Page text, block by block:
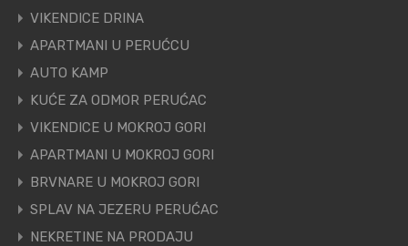
VIKENDICE DRINA
APARTMANI U PERUĆCU
AUTO KAMP
KUĆE ZA ODMOR PERUĆAC
VIKENDICE U MOKROJ GORI
APARTMANI U MOKROJ GORI
BRVNARE U MOKROJ GORI
SPLAV NA JEZERU PERUĆAC
NEKRETINE NA PRODAJU